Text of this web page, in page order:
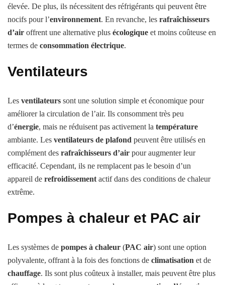
élevée. De plus, ils nécessitent des réfrigérants qui peuvent être
nocifs pour l’environnement. En revanche, les rafraîchisseurs
d’air offrent une alternative plus écologique et moins coûteuse en
termes de consommation électrique.
Ventilateurs
Les ventilateurs sont une solution simple et économique pour
améliorer la circulation de l’air. Ils consomment très peu
d’énergie, mais ne réduisent pas activement la température
ambiante. Les ventilateurs de plafond peuvent être utilisés en
complément des rafraîchisseurs d’air pour augmenter leur
efficacité. Cependant, ils ne remplacent pas le besoin d’un
appareil de refroidissement actif dans des conditions de chaleur
extrême.
Pompes à chaleur et PAC air
Les systèmes de pompes à chaleur (PAC air) sont une option
polyvalente, offrant à la fois des fonctions de climatisation et de
chauffage. Ils sont plus coûteux à installer, mais peuvent être plus